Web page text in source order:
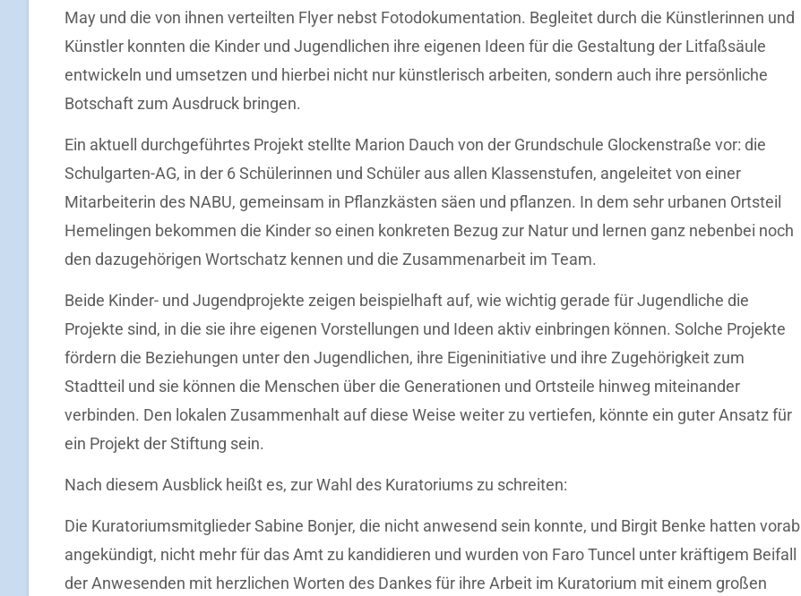
May und die von ihnen verteilten Flyer nebst Fotodokumentation. Begleitet durch die Künstlerinnen und
Künstler konnten die Kinder und Jugendlichen ihre eigenen Ideen für die Gestaltung der Litfaßsäule
entwickeln und umsetzen und hierbei nicht nur künstlerisch arbeiten, sondern auch ihre persönliche
Botschaft zum Ausdruck bringen.
Ein aktuell durchgeführtes Projekt stellte Marion Dauch von der Grundschule Glockenstraße vor: die
Schulgarten-AG, in der 6 Schülerinnen und Schüler aus allen Klassenstufen, angeleitet von einer
Mitarbeiterin des NABU, gemeinsam in Pflanzkästen säen und pflanzen. In dem sehr urbanen Ortsteil
Hemelingen bekommen die Kinder so einen konkreten Bezug zur Natur und lernen ganz nebenbei noch
den dazugehörigen Wortschatz kennen und die Zusammenarbeit im Team.
Beide Kinder- und Jugendprojekte zeigen beispielhaft auf, wie wichtig gerade für Jugendliche die
Projekte sind, in die sie ihre eigenen Vorstellungen und Ideen aktiv einbringen können. Solche Projekte
fördern die Beziehungen unter den Jugendlichen, ihre Eigeninitiative und ihre Zugehörigkeit zum
Stadtteil und sie können die Menschen über die Generationen und Ortsteile hinweg miteinander
verbinden. Den lokalen Zusammenhalt auf diese Weise weiter zu vertiefen, könnte ein guter Ansatz für
ein Projekt der Stiftung sein.
Nach diesem Ausblick heißt es, zur Wahl des Kuratoriums zu schreiten:
Die Kuratoriumsmitglieder Sabine Bonjer, die nicht anwesend sein konnte, und Birgit Benke hatten vorab
angekündigt, nicht mehr für das Amt zu kandidieren und wurden von Faro Tuncel unter kräftigem Beifall
der Anwesenden mit herzlichen Worten des Dankes für ihre Arbeit im Kuratorium mit einem großen